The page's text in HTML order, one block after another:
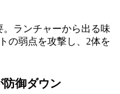
ランチャーから出る味
の弱点を攻撃し、2体を
御ダウン